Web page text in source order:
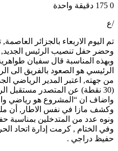
0
دقيقة واحدة
/ع
تم اليوم الاربعاء بالجزائر
وحضر حفل تنصيب الرئيس الجديد,
وبهذه المناسبة قال سفيان
الرئيسي هو الصعود بالفريق الى
من جهته, اعتبر المدير الرياضي
(30 نقطة) عن المتصدر مستقبل الرويسات (35 نقطة), لكننا سنسعى في حدود ما نتوفر عليه من امكانيات مادية و معنوية للوصول الى المبتغى”.
واضاف ان “المشروع هو رياضي
وكشف مازا في نفس الاطار, أن ملعب المحمدية بالحراش,
ونوه عدد من المتدخلين بمناسبة
وفي الختام , كرمت إدارة اتحاد
حفيظ دراجي .